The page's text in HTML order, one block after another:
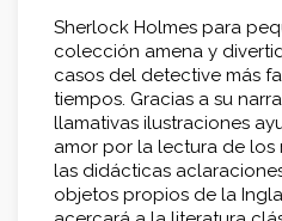
Sherlock Holmes para
colección amena y
casos del detective más
tiempos. Gracias a su
llamativas ilustraciones
amor por la lectura de los
las didácticas
objetos propios de la